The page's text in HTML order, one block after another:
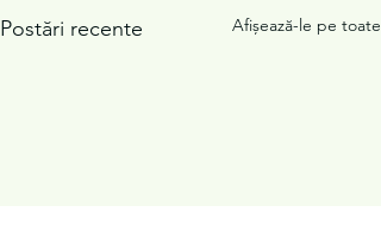
Postări recente Afișează-le pe toate